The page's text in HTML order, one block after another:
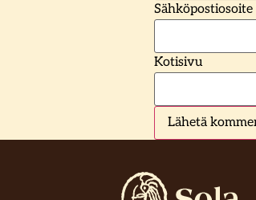
Sähköpostiosoite
Kotisivu